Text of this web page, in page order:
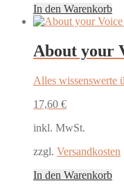
In den Warenkorb
About your
Alles wissenswerte
17,60 €
inkl. MwSt.
zzgl. Versandkosten
In den Warenkorb